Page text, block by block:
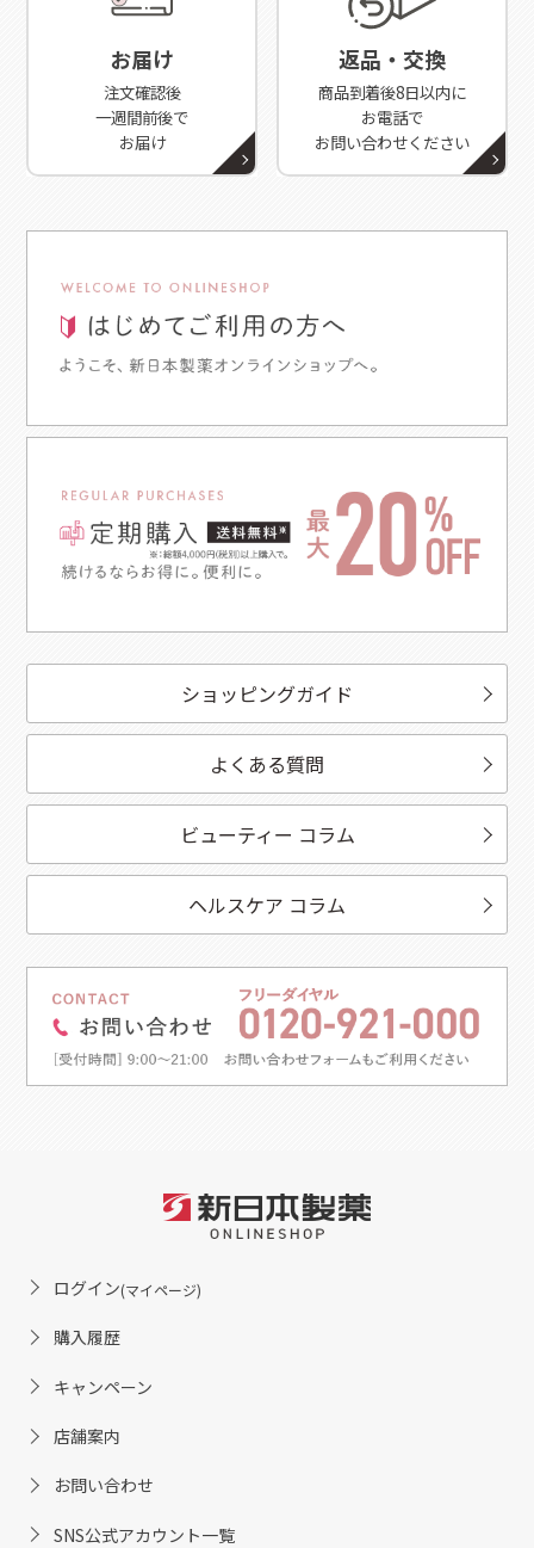
お届け
注文確認後
一週間前後で
お届け
返品・交換
商品到着後8日以内に
お電話で
お問い合わせください
ショッピングガイド
よくある質問
ビューティー コラム
ヘルスケア コラム
ログイン(マイページ)
購入履歴
キャンペーン
店舗案内
お問い合わせ
SNS公式アカウント一覧